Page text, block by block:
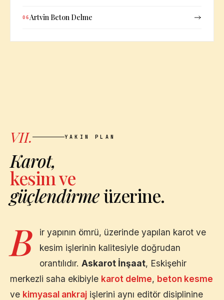
06 Artvin Beton Delme
VII. YAKIN PLAN
Karot,
kesim ve
güçlendirmeüzerine.
B
ir yapının ömrü, üzerinde yapılan karot ve
kesim işlerinin kalitesiyle doğrudan
orantılıdır. Askarot İnşaat, Eskişehir
merkezli saha ekibiyle karot delme, beton kesme
ve kimyasal ankraj işlerini aynı editör disiplinine